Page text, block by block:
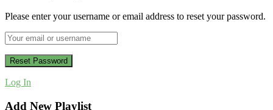
Please enter your username or email address to reset your password.
Log In
Add New Playlist